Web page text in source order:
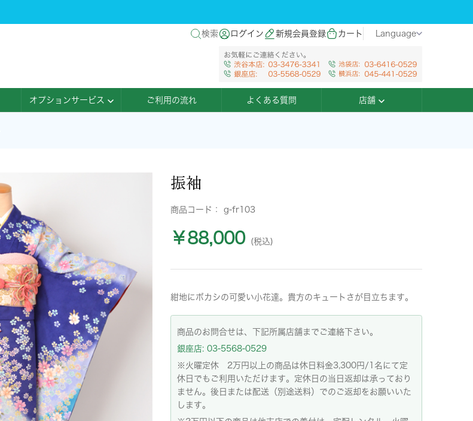
検索 ログイン 新規会員登録 カート Language
オプションサービス ご利用の流れ よくある質問 店舗
振袖
商品コード： g-fr103
￥88,000 (税込)
紺地にボカシの可愛い小花達。貴方のキュートさが目立ちます。
商品のお問合せは、下記所属店舗までご連絡下さい。
銀座店: 03-5568-0529
※火曜定休 2万円以上の商品は休日料金3,300円/1名にて定
休日でもご利用いただけます。定休日の当日返却は承っており
ません。後日または配送（別途送料）でのご返却をお願いいた
します。